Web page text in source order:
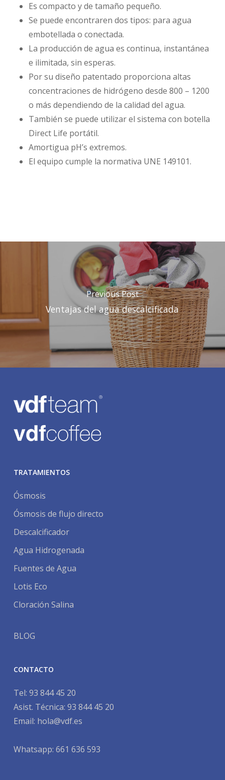
Es compacto y de tamaño pequeño.
Se puede encontraren dos tipos: para agua
embotellada o conectada.
La producción de agua es continua, instantánea
e ilimitada, sin esperas.
Por su diseño patentado proporciona altas
concentraciones de hidrógeno desde 800 – 1200
o más dependiendo de la calidad del agua.
También se puede utilizar el sistema con botella
Direct Life portátil.
Amortigua pH’s extremos.
El equipo cumple la normativa UNE 149101.
Previous Post
Ventajas del agua descalcificada
TRATAMIENTOS
Ósmosis
Ósmosis de flujo directo
Descalcificador
Agua Hidrogenada
Fuentes de Agua
Lotis Eco
Cloración Salina
BLOG
CONTACTO
Tel: 93 844 45 20
Asist. Técnica: 93 844 45 20
Email: hola@vdf.es
Whatsapp: 661 636 593